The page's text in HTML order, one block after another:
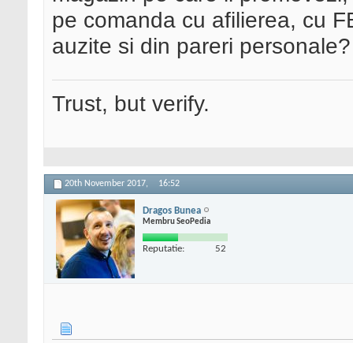
pe comanda cu afilierea, cu
auzite si din pareri personale?
Trust, but verify.
20th November 2017, 16:52
Dragos Bunea
Membru SeoPedia
Reputatie: 52